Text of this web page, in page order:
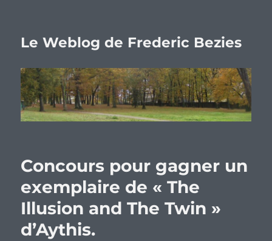
Le Weblog de Frederic Bezies
Concours pour gagner un
exemplaire de « The
Illusion and The Twin »
d’Aythis.